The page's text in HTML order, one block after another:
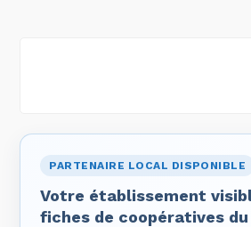
PARTENAIRE LOCAL DISPONIBLE
Votre établissement
fiches de coopératives du